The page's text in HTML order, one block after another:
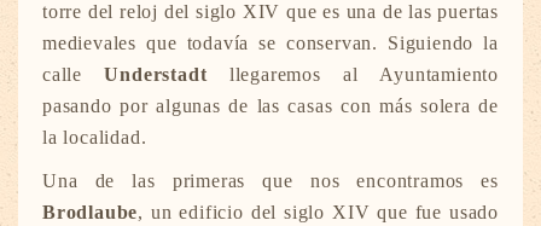
torre del reloj del siglo XIV que es una de las puertas
medievales que todavía se conservan. Siguiendo la
calleUnderstadt llegaremos al Ayuntamiento
pasando por algunas de las casas con más solera de
la localidad.
Una de las primeras que nos encontramos es
Brodlaube, un edificio del siglo XIV que fue usado